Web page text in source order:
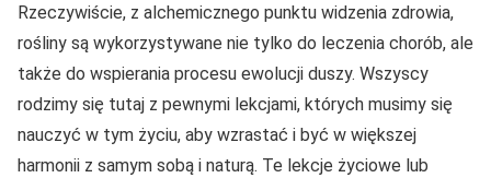
Rzeczywiście, z alchemicznego punktu widzenia zdrowia,
rośliny są wykorzystywane nie tylko do leczenia chorób, ale
także do wspierania procesu ewolucji duszy. Wszyscy
rodzimy się tutaj z pewnymi lekcjami, których musimy się
nauczyć w tym życiu, aby wzrastać i być w większej
harmonii z samym sobą i naturą. Te lekcje życiowe lub